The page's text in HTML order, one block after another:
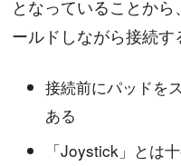
となっていることか
ールドしながら接続す
接続前にパッドを
ある
「Joystick」とは